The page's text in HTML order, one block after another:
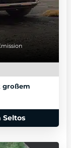
großem
Seltos